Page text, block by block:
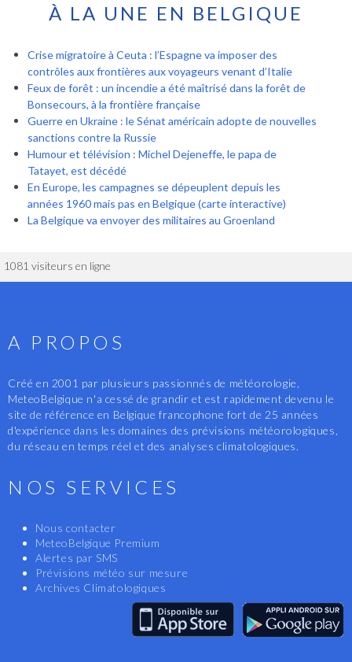
À LA UNE EN BELGIQUE
Crise migratoire à Ceuta : l’Espagne va imposer des
contrôles aux frontières aux voyageurs venant d’Italie
Feux de forêt : un incendie a été maîtrisé dans la forêt de
Bonsecours, à la frontière française
Guerre en Ukraine : le Sénat américain adopte de nouvelles
sanctions contre la Russie
Humour et télévision : Michel Dejeneffe, le papa de
Tatayet, est décédé
En Europe, les campagnes se dépeuplent depuis les
années 1960 mais pas en Belgique (carte interactive)
La Belgique va envoyer des militaires au Groenland
1081 visiteurs en ligne
A PROPOS
Créé en 2001 par plusieurs passionnés de météorologie,
MeteoBelgique n'a cessé de grandir et est rapidement devenu le
site de référence en Belgique francophone fort de 25 années
d'expérience dans les domaines des prévisions météorologiques,
du réseau en temps réel et des analyses climatologiques.
NOS SERVICES
Nous contacter
MeteoBelgique Premium
Alertes par SMS
Prévisions météo sur mesure
Archives Climatologiques